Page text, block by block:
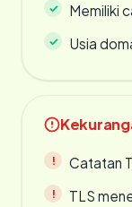
Memiliki
Usia
Catatan
TLS